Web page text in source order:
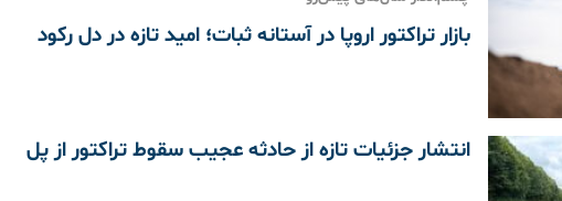
بازار تراکتور اروپا در آستانه ثبات؛ امید تازه در دل رکود
انتشار جزئیات تازه از حادثه عجیب سقوط تراکتور از پل